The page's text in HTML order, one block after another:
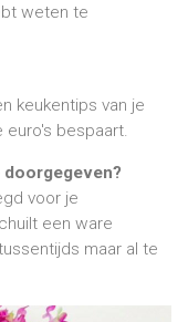
weten te
keukentips van je
bespaart.
doorgegeven?
voor je
een ware
maar al te